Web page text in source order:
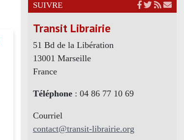
SUIVRE
Transit Librairie
51 Bd de la Libération
13001 Marseille
France
Téléphone: 04 86 77 10 69
Courriel
contact@transit-librairie.org